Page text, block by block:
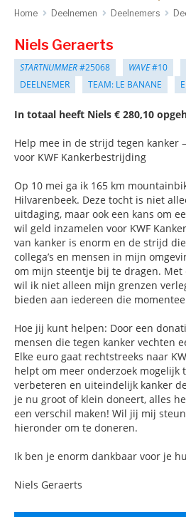
Home Deelnemen Deelnemers
Niels Geraerts
STARTNUMMER#25068 WAVE#10
DEELNEMER
TEAM: LE BANANE
In totaal heeft Niels € 280,10
Help mee in de strijd tegen kanker
voor KWF Kankerbestrijding
Op 10 mei ga ik 165 km
Hilvarenbeek. Deze tocht is niet
uitdaging, maar ook een kans om
wil geld inzamelen voor KWF
van kanker is enorm en de strijd
collega’s en mensen in mijn
om mijn steentje bij te dragen.
wil ik niet alleen mijn grenzen
bieden aan iedereen die
Hoe jij kunt helpen: Door een
mensen die tegen kanker vechten
Elke euro gaat rechtstreeks naar
helpt om meer onderzoek mogelijk
verbeteren en uiteindelijk kanker
je nu groot of klein doneert, alles
een verschil maken! Wil jij mij
hieronder om te doneren.
Ik ben je enorm dankbaar voor je
Niels Geraerts